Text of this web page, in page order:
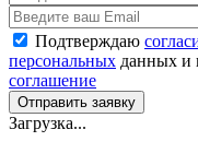
Подтверждаю
персональных данных
соглашение
Отправить заявку
Загрузка...